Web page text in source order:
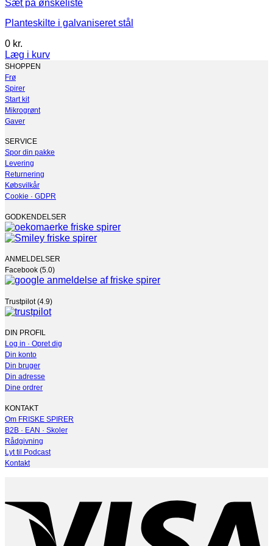
Planteskilte i galvaniseret stål
0 kr.
Læg i kurv
Dette
vare
har
flere
varianter.
Mulighederne
kan
vælges
på
varesiden
SHOPPEN
Frø
Spirer
Start kit
Mikrogrønt
Gaver
SERVICE
Spor din pakke
Levering
Returnering
Købsvilkår
Cookie · GDPR
GODKENDELSER
ANMELDELSER
Facebook (5.0)
Trustpilot (4.9)
DIN PROFIL
Log in · Opret dig
Din konto
Din bruger
Din adresse
Dine ordrer
KONTAKT
Om FRISKE SPIRER
B2B · EAN · Skoler
Rådgivning
Lyt til Podcast
Kontakt